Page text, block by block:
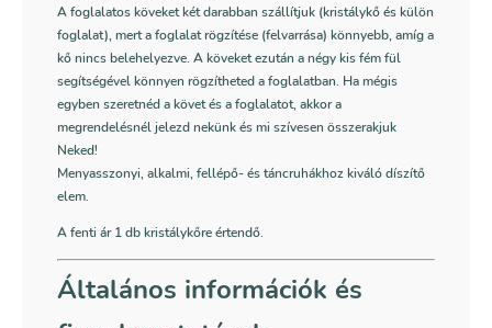
A foglalatos köveket két darabban szállítjuk (kristálykő és külön
foglalat), mert a foglalat rögzítése (felvarrása) könnyebb, amíg a
kő nincs belehelyezve. A köveket ezután a négy kis fém fül
segítségével könnyen rögzítheted a foglalatban. Ha mégis
egyben szeretnéd a követ és a foglalatot, akkor a
megrendelésnél jelezd nekünk és mi szívesen összerakjuk
Neked!
Menyasszonyi, alkalmi, fellépő- és táncruhákhoz kiváló díszítő
elem.
A fenti ár 1 db kristálykőre értendő.
Általános információk és